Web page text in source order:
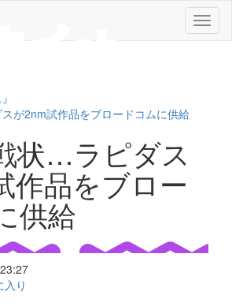
メ
ニ
が2nm試作品をブロードコムに供給
状…ラピダス
作品をブロー
供給
入り